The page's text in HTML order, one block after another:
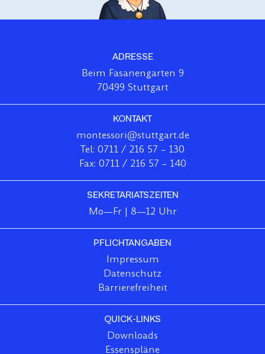
ADRESSE
Beim Fasanengarten 9
70499 Stuttgart
KONTAKT
montessori@stuttgart.de
Tel: 0711 / 216 57 – 130
Fax: 0711 / 216 57 – 140
SEKRETARIATSZEITEN
Mo—Fr | 8—12 Uhr
PFLICHTANGABEN
Impressum
Datenschutz
Barrierefreiheit
QUICK-LINKS
Downloads
Essenspläne